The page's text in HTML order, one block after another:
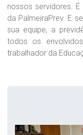
nossos servidores.
da PalmeiraPrev. E
sua equipe, a
todos os
trabalhador da